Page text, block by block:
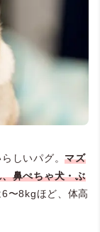
しいパグ。マズ
鼻ぺちゃ犬・ぶ
〜8kgほど、体高